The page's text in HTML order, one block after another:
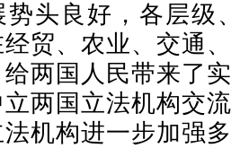
势头良好，各层级
贸、农业、交通
给两国人民带来了
两国立法机构交
机构进一步加强